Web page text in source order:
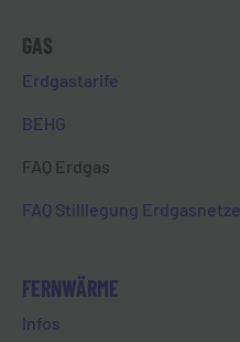
GAS
Erdgastarife
BEHG
FAQ Erdgas
FAQ Stilllegung Erdgasnetze
FERNWÄRME
Infos